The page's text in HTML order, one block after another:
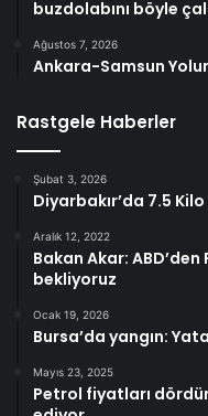
buzdolabını böyle
Ağustos 7, 2026
Ankara-Samsun
Rastgele Haberler
Şubat 3, 2026
Diyarbakır’da 7.5
Aralık 12, 2022
Bakan Akar:
bekliyoruz
Ocak 19, 2026
Bursa’da yangın:
Mayıs 23, 2025
Petrol fiyatları